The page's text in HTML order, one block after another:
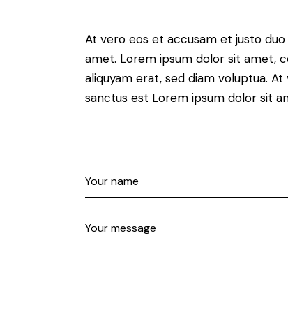
At vero eos et accusam et justo
amet. Lorem ipsum dolor sit amet,
aliquyam erat, sed diam voluptua.
sanctus est Lorem ipsum dolor sit